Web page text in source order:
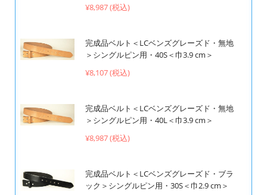
¥8,987 (税込)
完成品ベルト＜LCベンズグレーズド・無地
＞シングルピン用・40S＜巾3.9 cm＞
¥8,107 (税込)
完成品ベルト＜LCベンズグレーズド・無地
＞シングルピン用・40L＜巾3.9 cm＞
¥8,987 (税込)
完成品ベルト＜LCベンズグレーズド・ブラ
ック＞シングルピン用・30S＜巾2.9 cm＞